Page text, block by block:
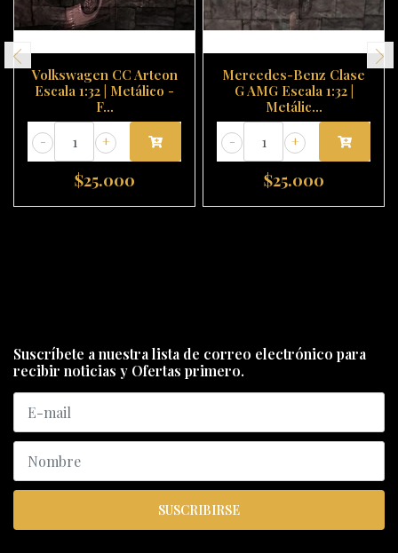
Volkswagen CC Arteon
Escala 1:32 | Metálico -
F...
+
-
$25.000
Mercedes-Benz Clase
G AMG Escala 1:32 |
Metálic...
+
-
$25.000
Suscríbete a nuestra lista de correo electrónico para
recibir noticias y Ofertas primero.
SUSCRIBIRSE